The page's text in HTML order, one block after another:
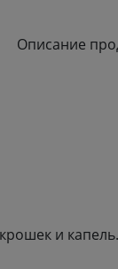
Описание
и капель.